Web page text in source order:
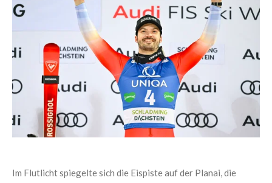
Im Flutlicht spiegelte sich die Eispiste auf der Planai, die